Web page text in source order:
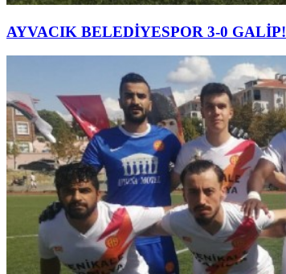
AYVACIK BELEDİYESPOR 3-0 GALİP!